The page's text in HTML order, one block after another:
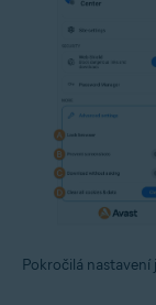
Pokročilá